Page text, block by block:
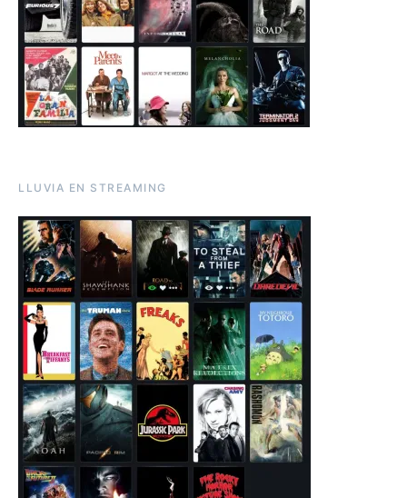
LLUVIA EN STREAMING